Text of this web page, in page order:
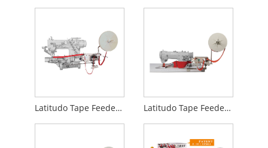
Latitudo Tape Feeder Pasce Latitudo 200mm Latitudo Tape Feeder Pasce Latitudo 150mm